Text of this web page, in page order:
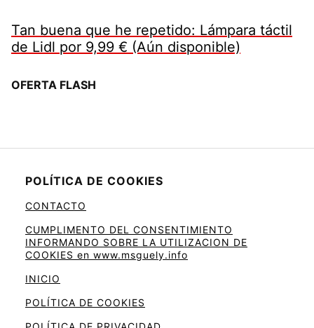
Tan buena que he repetido: Lámpara táctil
de Lidl por 9,99 € (Aún disponible)
OFERTA FLASH
POLÍTICA DE COOKIES
CONTACTO
CUMPLIMENTO DEL CONSENTIMIENTO
INFORMANDO SOBRE LA UTILIZACION DE
COOKIES en www.msguely.info
INICIO
POLÍTICA DE COOKIES